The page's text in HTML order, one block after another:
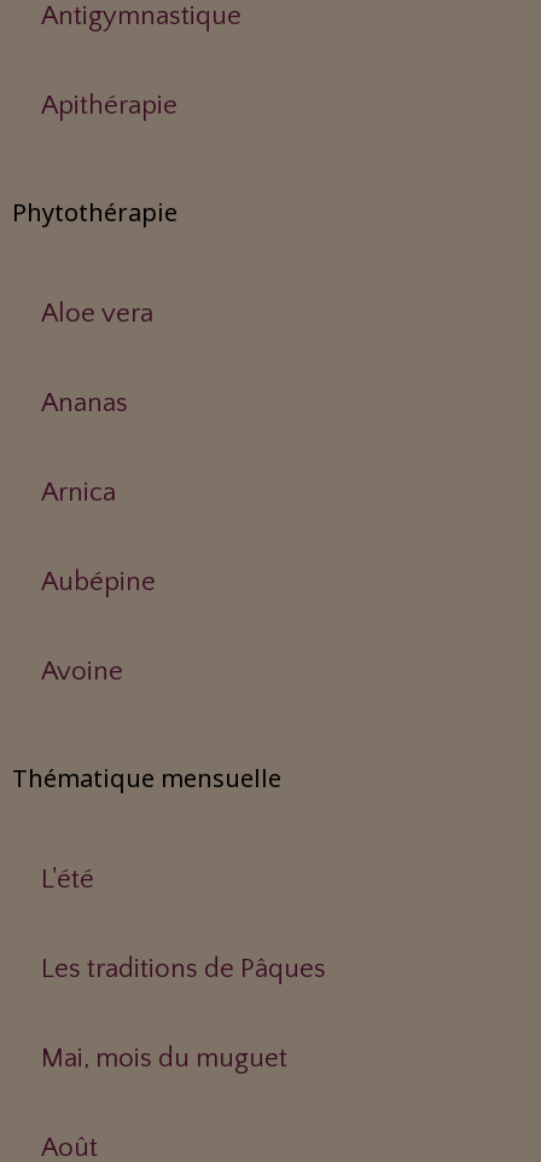
Antigymnastique
Apithérapie
Phytothérapie
Aloe vera
Ananas
Arnica
Aubépine
Avoine
Thématique mensuelle
L'été
Les traditions de Pâques
Mai, mois du muguet
Août